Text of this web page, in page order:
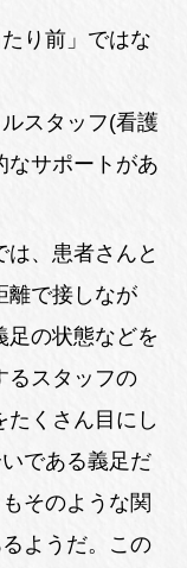
り前」ではな
スタッフ(看護
なサポートがあ
は、患者さんと
離で接しなが
足の状態などを
るスタッフの
たくさん目にし
である義足だ
そのような関
ようだ。この